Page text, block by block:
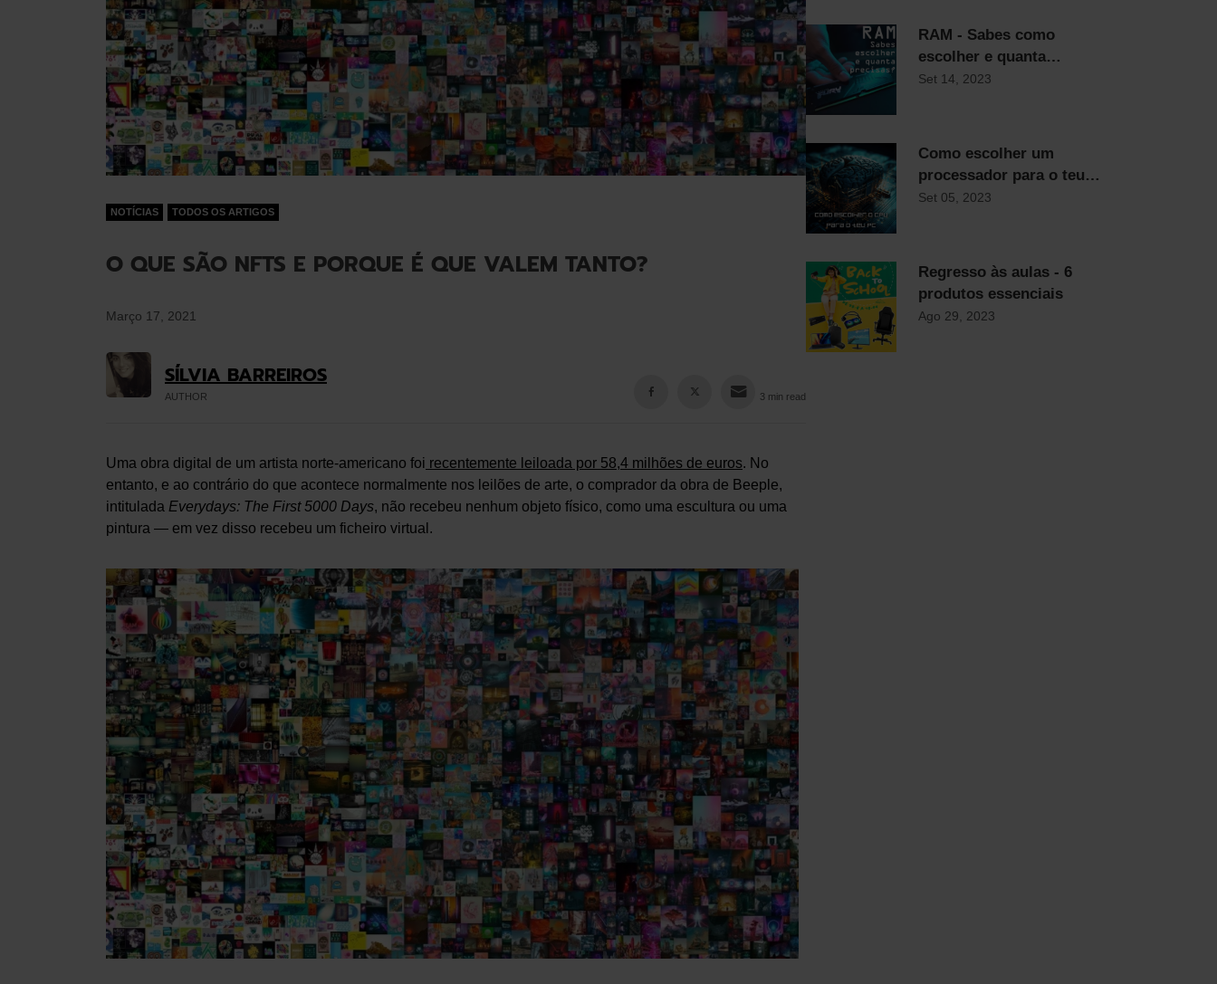
NOTÍCIAS TODOS OS ARTIGOS
O QUE SÃO NFTS E PORQUE É QUE VALEM TANTO?
Março 17, 2021
SÍLVIA BARREIROS
AUTHOR 3 min read
Uma obra digital de um artista norte-americano foi recentemente leiloada por 58,4 milhões de euros. No
entanto, e ao contrário do que acontece normalmente nos leilões de arte, o comprador da obra de Beeple,
intitulada Everydays: The First 5000 Days, não recebeu nenhum objeto físico, como uma escultura ou uma
pintura — em vez disso recebeu um ficheiro virtual.
RAM - Sabes como
escolher e quanta
precisas?
Set 14, 2023
Como escolher um
processador para o teu
computador
Set 05, 2023
Regresso às aulas - 6
produtos essenciais
Ago 29, 2023